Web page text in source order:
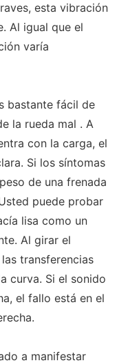
esta vibración
Al igual que el
varía
bastante fácil de
la rueda mal . A
con la carga, el
Si los síntomas
de una frenada
puede probar
lisa como un
Al girar el
transferencias
curva. Si el sonido
el fallo está en el
a manifestar